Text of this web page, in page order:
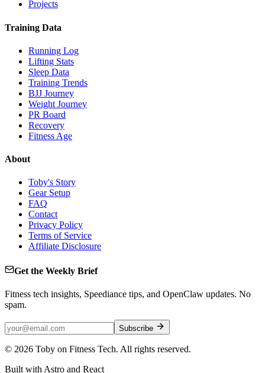
Projects
Training Data
Running Log
Lifting Stats
Sleep Data
Training Trends
BJJ Journey
Weight Journey
PR Board
Recovery
Fitness Age
About
Toby's Story
Gear Setup
FAQ
Contact
Privacy Policy
Terms of Service
Affiliate Disclosure
Get the Weekly Brief
Fitness tech insights, Speediance tips, and OpenClaw updates. No
spam.
Subscribe
© 2026 Toby on Fitness Tech. All rights reserved.
Built with Astro and React